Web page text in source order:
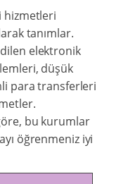
hizmetleri
tanımlar.
elektronik
düşük
para transferleri
bu kurumlar
öğrenmeniz iyi